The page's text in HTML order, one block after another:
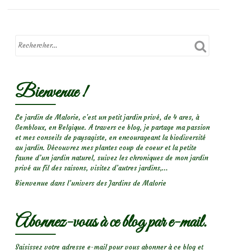
Jeune
noir
Bienvenue !
Le jardin de Malorie, c'est un petit jardin privé, de 4 ares, à
Gembloux, en Belgique. A travers ce blog, je partage ma passion
et mes conseils de paysagiste, en encourageant la biodiversité
au jardin. Découvrez mes plantes coup de coeur et la petite
faune d’un jardin naturel, suivez les chroniques de mon jardin
privé au fil des saisons, visitez d’autres jardins,...
Bienvenue dans l’univers des Jardins de Malorie
Abonnez-vous à ce blog par e-mail.
Saisissez votre adresse e-mail pour vous abonner à ce blog et